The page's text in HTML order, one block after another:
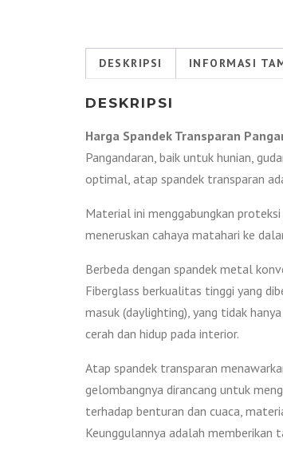
DESKRIPSI INFORMASI
DESKRIPSI
Harga Spandek Transparan
Pangandaran, baik untuk hunian,
optimal, atap spandek transparan
Material ini menggabungkan
meneruskan cahaya matahari ke
Berbeda dengan spandek metal
Fiberglass berkualitas tinggi yang
masuk (daylighting), yang tidak
cerah dan hidup pada interior.
Atap spandek transparan
gelombangnya dirancang untuk
terhadap benturan dan cuaca,
Keunggulannya adalah memberikan